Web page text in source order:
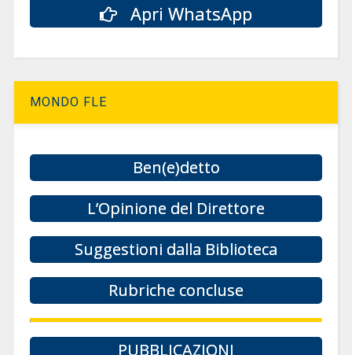
Apri WhatsApp
MONDO FLE
Ben(e)detto
L’Opinione del Direttore
Suggestioni dalla Biblioteca
Rubriche concluse
PUBBLICAZIONI